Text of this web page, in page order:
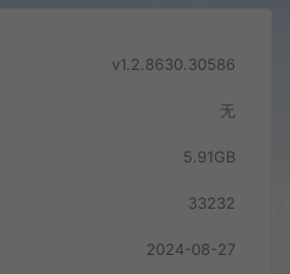
v1.2.8630.30586
无
5.91GB
33232
2024-08-27